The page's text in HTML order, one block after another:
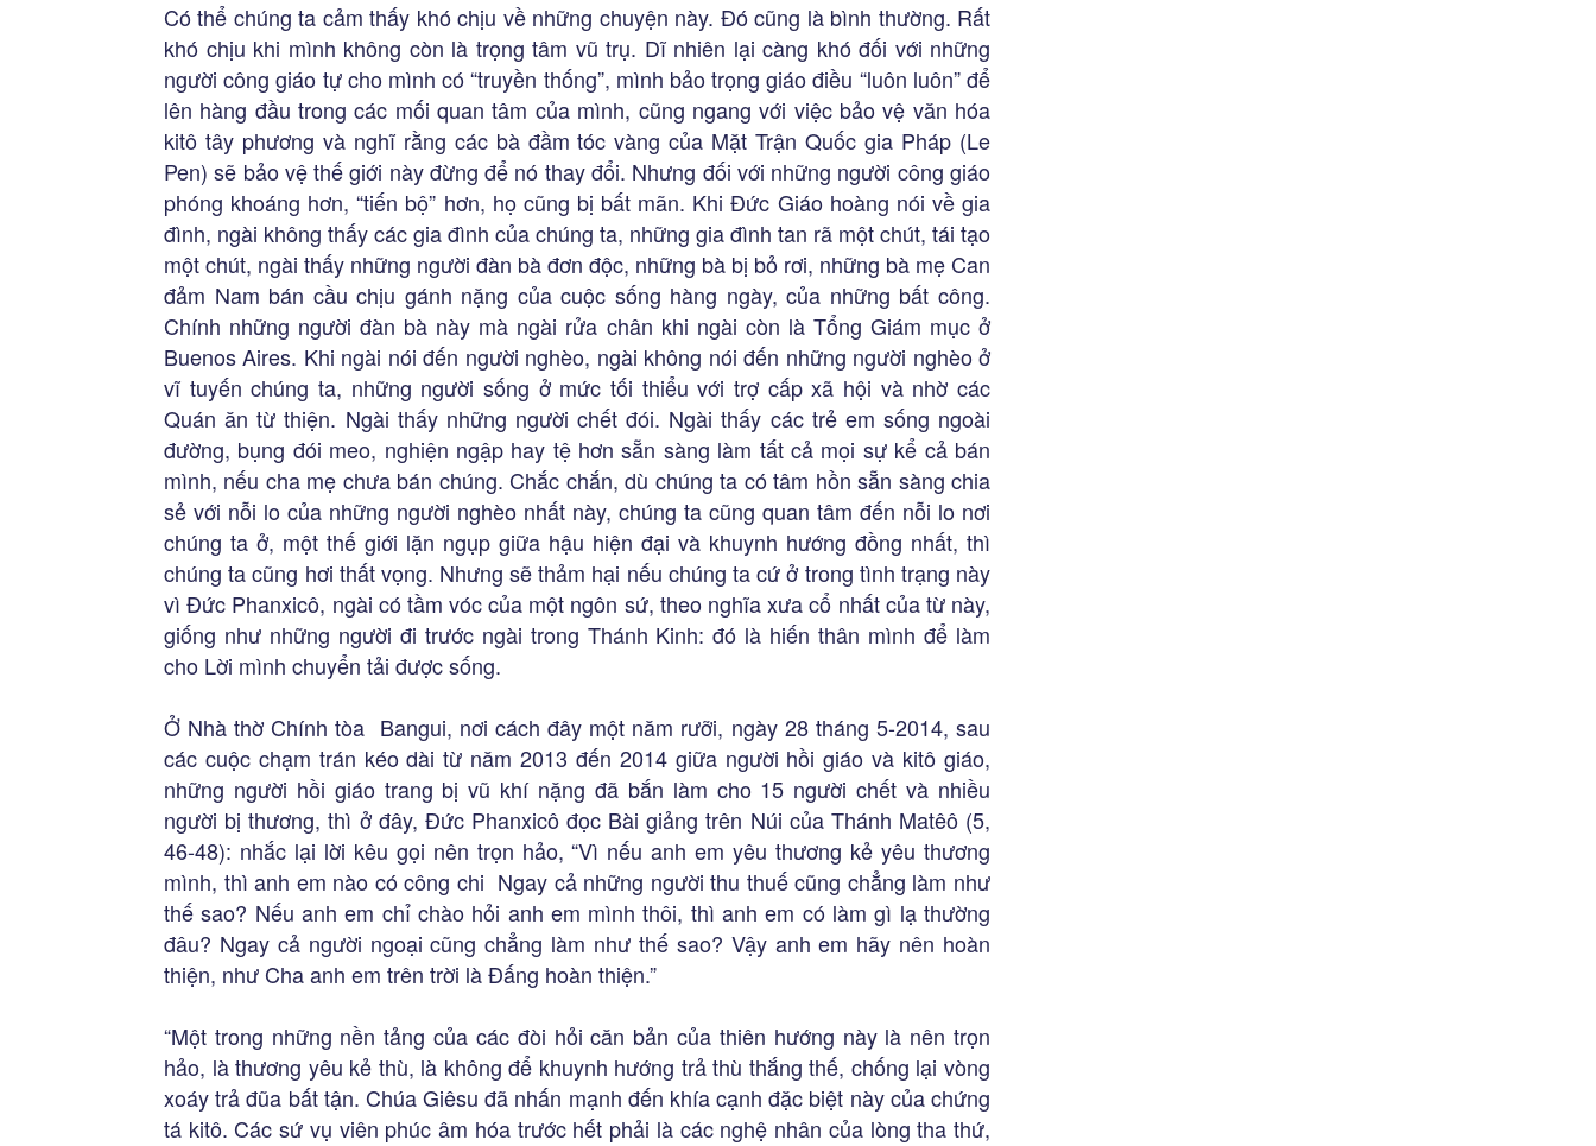
Có thể chúng ta cảm thấy khó chịu về những chuyện này. Đó cũng là bình thường. Rất
khó chịu khi mình không còn là trọng tâm vũ trụ. Dĩ nhiên lại càng khó đối với những
người công giáo tự cho mình có “truyền thống”, mình bảo trọng giáo điều “luôn luôn” để
lên hàng đầu trong các mối quan tâm của mình, cũng ngang với việc bảo vệ văn hóa
kitô tây phương và nghĩ rằng các bà đầm tóc vàng của Mặt Trận Quốc gia Pháp (Le
Pen) sẽ bảo vệ thế giới này đừng để nó thay đổi. Nhưng đối với những người công giáo
phóng khoáng hơn, “tiến bộ” hơn, họ cũng bị bất mãn. Khi Đức Giáo hoàng nói về gia
đình, ngài không thấy các gia đình của chúng ta, những gia đình tan rã một chút, tái tạo
một chút, ngài thấy những người đàn bà đơn độc, những bà bị bỏ rơi, những bà mẹ Can
đảm Nam bán cầu chịu gánh nặng của cuộc sống hàng ngày, của những bất công.
Chính những người đàn bà này mà ngài rửa chân khi ngài còn là Tổng Giám mục ở
Buenos Aires. Khi ngài nói đến người nghèo, ngài không nói đến những người nghèo ở
vĩ tuyến chúng ta, những người sống ở mức tối thiểu với trợ cấp xã hội và nhờ các
Quán ăn từ thiện. Ngài thấy những người chết đói. Ngài thấy các trẻ em sống ngoài
đường, bụng đói meo, nghiện ngập hay tệ hơn sẵn sàng làm tất cả mọi sự kể cả bán
mình, nếu cha mẹ chưa bán chúng. Chắc chắn, dù chúng ta có tâm hồn sẵn sàng chia
sẻ với nỗi lo của những người nghèo nhất này, chúng ta cũng quan tâm đến nỗi lo nơi
chúng ta ở, một thế giới lặn ngụp giữa hậu hiện đại và khuynh hướng đồng nhất, thì
chúng ta cũng hơi thất vọng. Nhưng sẽ thảm hại nếu chúng ta cứ ở trong tình trạng này
vì Đức Phanxicô, ngài có tầm vóc của một ngôn sứ, theo nghĩa xưa cổ nhất của từ này,
giống như những người đi trước ngài trong Thánh Kinh: đó là hiến thân mình để làm
cho Lời mình chuyển tải được sống.
Ở Nhà thờ Chính tòa Bangui, nơi cách đây một năm rưỡi, ngày 28 tháng 5-2014, sau
các cuộc chạm trán kéo dài từ năm 2013 đến 2014 giữa người hồi giáo và kitô giáo,
những người hồi giáo trang bị vũ khí nặng đã bắn làm cho 15 người chết và nhiều
người bị thương, thì ở đây, Đức Phanxicô đọc Bài giảng trên Núi của Thánh Matêô (5,
46-48): nhắc lại lời kêu gọi nên trọn hảo, “Vì nếu anh em yêu thương kẻ yêu thương
mình, thì anh em nào có công chi Ngay cả những người thu thuế cũng chẳng làm như
thế sao? Nếu anh em chỉ chào hỏi anh em mình thôi, thì anh em có làm gì lạ thường
đâu? Ngay cả người ngoại cũng chẳng làm như thế sao? Vậy anh em hãy nên hoàn
thiện, như Cha anh em trên trời là Đấng hoàn thiện.”
“Một trong những nền tảng của các đòi hỏi căn bản của thiên hướng này là nên trọn
hảo, là thương yêu kẻ thù, là không để khuynh hướng trả thù thắng thế, chống lại vòng
xoáy trả đũa bất tận. Chúa Giêsu đã nhấn mạnh đến khía cạnh đặc biệt này của chứng
tá kitô. Các sứ vụ viên phúc âm hóa trước hết phải là các nghệ nhân của lòng tha thứ,